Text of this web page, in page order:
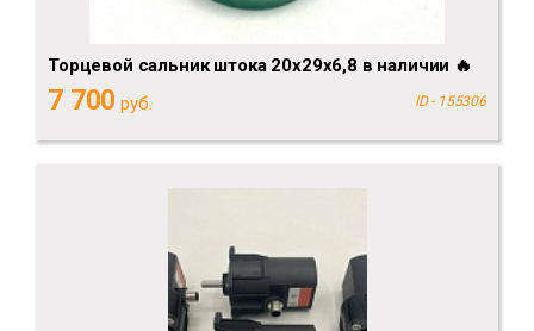
Торцевой сальник штока 20х29х6,8 в наличии 🔥
7 700 руб. ID - 155306